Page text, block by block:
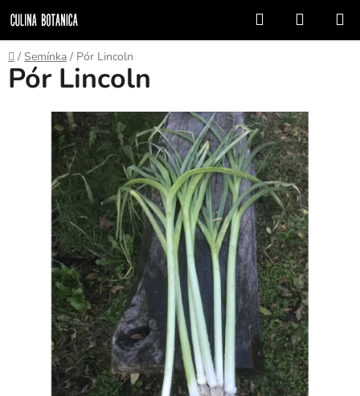
na
obsah
Hľadať
KOŠÍK
Domov
/ Semínka / Pór Lincoln
Pór Lincoln